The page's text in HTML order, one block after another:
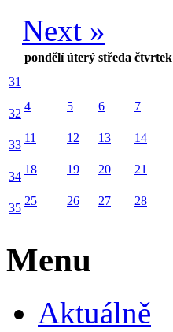
Next »
pondělí úterý středa čtvrtek
31
32
4 5 6 7
33
11 12 13 14
34
18 19 20 21
35
25 26 27 28
Menu
Aktuálně